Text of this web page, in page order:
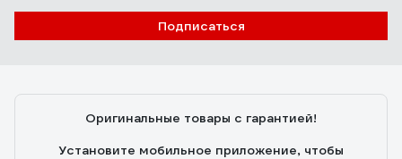
Подписаться
Оригинальные товары с гарантией!
Установите мобильное приложение, чтобы